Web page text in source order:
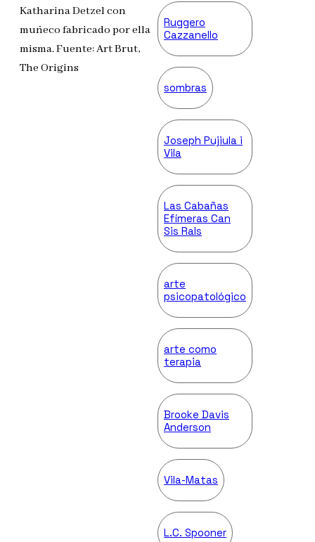
Katharina Detzel con
muñeco fabricado por ella
misma. Fuente: Art Brut,
The Origins
Ruggero
Cazzanello
sombras
Joseph Pujiula i
Vila
Las Cabañas
Efímeras Can
Sis Rals
arte
psicopatológico
arte como
terapia
Brooke Davis
Anderson
Vila-Matas
L.C. Spooner